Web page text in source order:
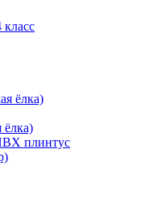
ёлка)
ёлка)
плинтус